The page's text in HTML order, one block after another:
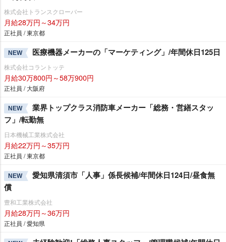
株式会社トランスクローバー
月給28万円～34万円
正社員 / 東京都
NEW 医療機器メーカーの「マーケティング」/年間休日125日
株式会社コラントッテ
月給30万800円～58万900円
正社員 / 大阪府
NEW
業界トップクラス消防車メーカー「総務・営繕スタッ
フ」/転勤無
日本機械工業株式会社
月給22万円～35万円
正社員 / 東京都
NEW
愛知県清須市「人事」係長候補/年間休日124日/昼食無
償
豊和工業株式会社
月給28万円～36万円
正社員 / 愛知県